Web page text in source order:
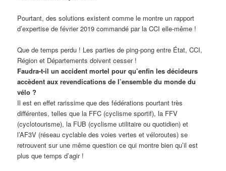
Pourtant, des solutions existent comme le montre un rapport
d’expertise de février 2019 commandé par la CCI elle-même !
Que de temps perdu ! Les parties de ping-pong entre État, CCI,
Région et Départements doivent cesser !
Faudra-t-il un accident mortel pour qu’enfin les décideurs
accèdent aux revendications de l’ensemble du monde du
vélo ?
Il est en effet rarissime que des fédérations pourtant très
différentes, telles que la FFC (cyclisme sportif), la FFV
(cyclotourisme), la FUB (cyclisme utilitaire ou quotidien) et
l’AF3V (réseau cyclable des voies vertes et véloroutes) se
retrouvent sur une même question ce qui montre bien qu’il est
plus que temps d’agir !